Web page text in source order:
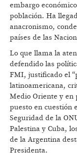
embargo
población. Ha
anacronismo,
países de las
Lo que llama la
defendido las
FMI, justificado el
latinoamericana,
Medio Oriente y en
puesto en cuestión
Seguridad de la
Palestina y Cuba,
de la Argentina
Presidenta.